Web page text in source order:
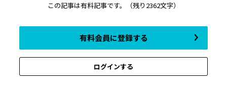
この記事は有料記事です。 （残り2362文字）
有料会員に登録する
ログインする